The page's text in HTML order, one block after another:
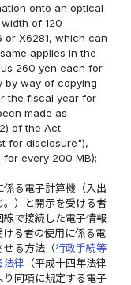
onto an optical
of 120
or X6281, which can
applies in the
260 yen each for
by way of copying
the fiscal year for
made as
of the Act
for disclosure"),
every 200 MB);
る電子計算機（入出
）と開示を受ける者
で接続した電子情報
る者の使用に係る電
せる方法（行政手続等
法律 （平成十四年法律
同項に規定する電子